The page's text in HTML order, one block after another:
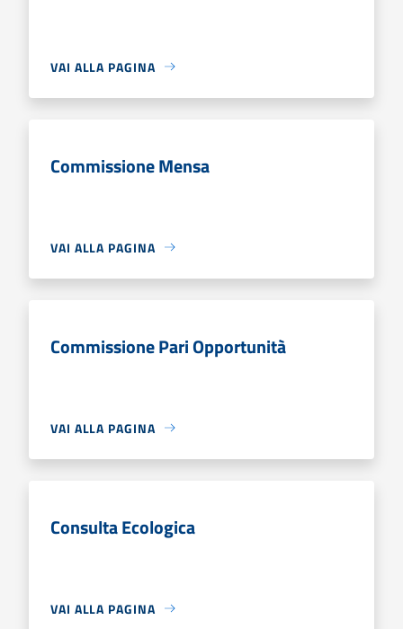
VAI ALLA PAGINA
Commissione Mensa
VAI ALLA PAGINA
Commissione Pari Opportunità
VAI ALLA PAGINA
Consulta Ecologica
VAI ALLA PAGINA